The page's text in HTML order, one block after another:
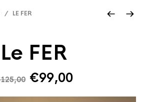
/ LE FER
Le FER
125,00 €99,00